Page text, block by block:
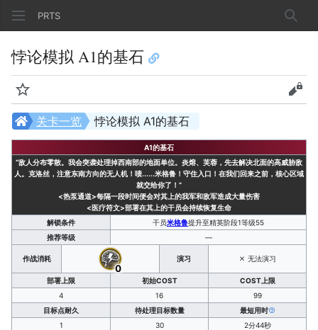
PRTS 搜索
悖论模拟 A1的基石
监视 查看
悖论模拟 A1的基石
关卡一览
A1的基石
“敌人分布零散。我会突袭处理掉西南部的地面单位。炎熔、芙蓉，先去解决北面的高威胁敌
人。克洛丝，注意东南方向的无人机！啧......米格鲁！守住入口！在我们回来之前，核心区域
就交给你了！”
<热泵通道>每隔一段时间便会对其上的我军和敌军造成大量伤害
<医疗符文>部署在其上的干员会持续恢复生命
解锁条件
干员米格鲁提升至精英阶段1等级55
推荐等级
—
作战消耗
0
演习 无法演习
部署上限 初始COST
COST上限
4
16
99
目标点耐久
待处理目标数量
最短用时
1
30
2分44秒